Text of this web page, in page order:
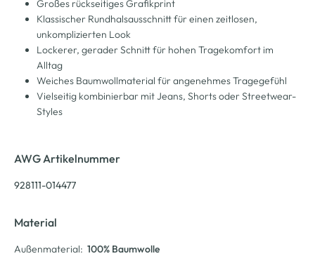
Großes rückseitiges Grafikprint
Klassischer Rundhalsausschnitt für einen zeitlosen,
unkomplizierten Look
Lockerer, gerader Schnitt für hohen Tragekomfort im
Alltag
Weiches Baumwollmaterial für angenehmes Tragegefühl
Vielseitig kombinierbar mit Jeans, Shorts oder Streetwear-
Styles
AWG Artikelnummer
928111-014477
Material
Außenmaterial: 100% Baumwolle